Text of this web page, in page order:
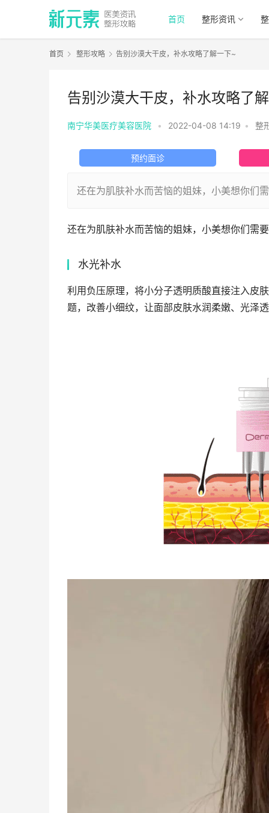
首页 整形资讯
首页 整形攻略 告别沙漠大干皮，补水攻略了解一下~
告别沙漠大干皮，补水攻略了
南宁华美医疗美容医院 • 2022-04-08 14:19 • 整
预约面诊
还在为肌肤补水而苦恼的姐妹，小美想你们
还在为肌肤补水而苦恼的姐妹，小美想你们需
水光补水
利用负压原理，将小分子透明质酸直接注入皮
题，改善小细纹，让面部皮肤水润柔嫩、光泽